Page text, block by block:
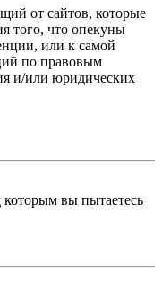
от сайтов, которые
того, что опекуны
или к самой
по правовым
и/или юридических
вы пытаетесь